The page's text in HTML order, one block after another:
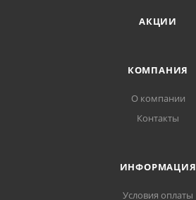
АКЦИИ
КОМПАНИЯ
О компании
Контакты
ИНФОРМАЦИЯ
Условия оплаты